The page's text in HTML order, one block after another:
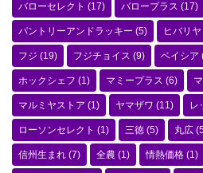
バローセレクト (17) バロープラス (17)
パントリーアンドラッキー (5) ヒバリヤ
フジ (19) フジチョイス (9) ベイシア
ホックシェフ (1) マミープラス (6)
マルミヤストア (1) ヤマザワ (11) レ
ローソンセレクト (1) 三徳 (5) 丸広
信州生まれ (7) 全農 (1) 情熱価格 (1)